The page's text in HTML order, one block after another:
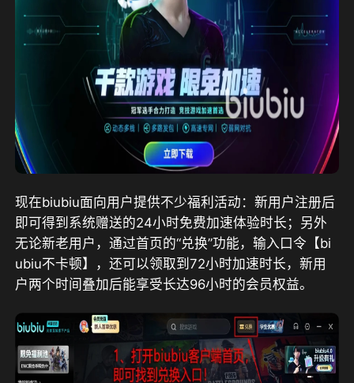
现在biubiu面向用户提供不少福利活动：新用户注册后
即可得到系统赠送的24小时免费加速体验时长；另外
无论新老用户，通过首页的“兑换”功能，输入口令【bi
ubiu不卡顿】，还可以领取到72小时加速时长，新用
户两个时间叠加后能享受长达96小时的会员权益。